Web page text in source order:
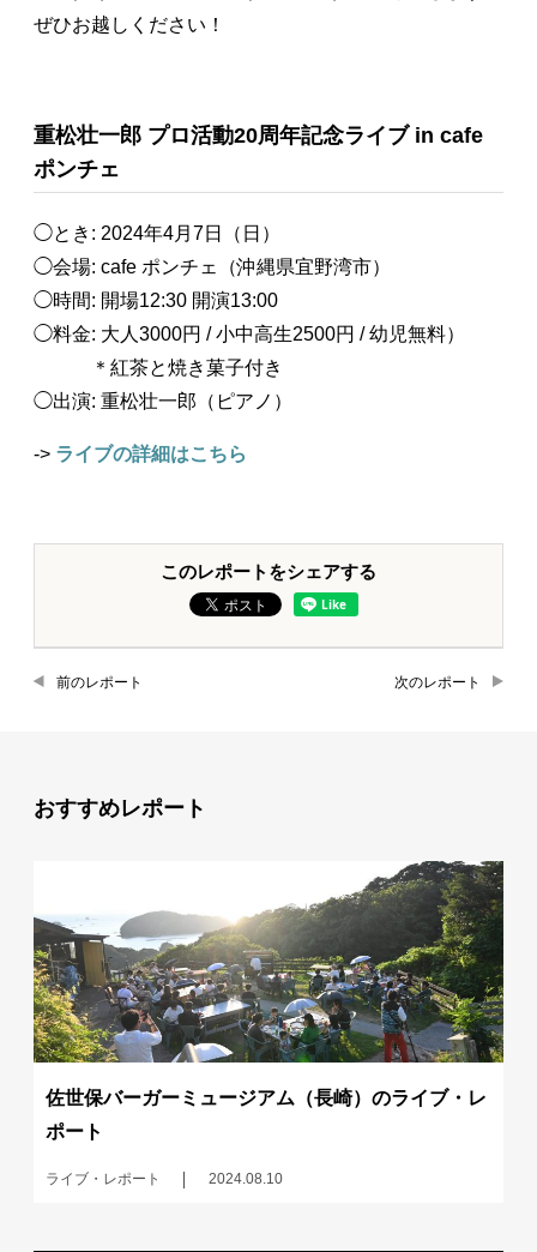
ぜひお越しください！
重松壮一郎 プロ活動20周年記念ライブ in cafe
ポンチェ
◯とき: 2024年4月7日（日）
◯会場: cafe ポンチェ（沖縄県宜野湾市）
◯時間: 開場12:30 開演13:00
◯料金: 大人3000円 / 小中高生2500円 / 幼児無料）
＊紅茶と焼き菓子付き
◯出演: 重松壮一郎（ピアノ）
-> ライブの詳細はこちら
このレポートをシェアする
前のレポート 次のレポート
おすすめレポート
佐世保バーガーミュージアム（長崎）のライブ・レ
ポート
ライブ・レポート 2024.08.10